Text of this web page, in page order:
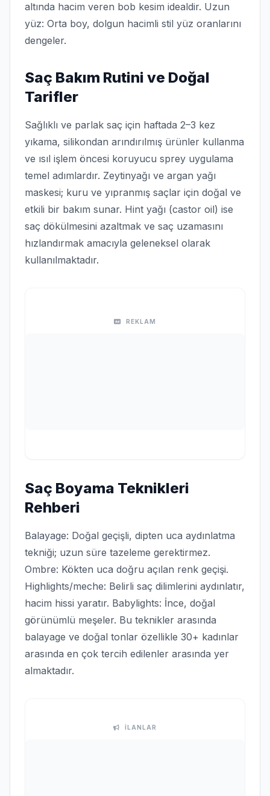
altında hacim veren bob kesim idealdir. Uzun
yüz: Orta boy, dolgun hacimli stil yüz oranlarını
dengeler.
Saç Bakım Rutini ve Doğal
Tarifler
Sağlıklı ve parlak saç için haftada 2–3 kez
yıkama, silikondan arındırılmış ürünler kullanma
ve ısıl işlem öncesi koruyucu sprey uygulama
temel adımlardır. Zeytinyağı ve argan yağı
maskesi; kuru ve yıpranmış saçlar için doğal ve
etkili bir bakım sunar. Hint yağı (castor oil) ise
saç dökülmesini azaltmak ve saç uzamasını
hızlandırmak amacıyla geleneksel olarak
kullanılmaktadır.
REKLAM
Saç Boyama Teknikleri
Rehberi
Balayage: Doğal geçişli, dipten uca aydınlatma
tekniği; uzun süre tazeleme gerektirmez.
Ombre: Kökten uca doğru açılan renk geçişi.
Highlights/meche: Belirli saç dilimlerini aydınlatır,
hacim hissi yaratır. Babylights: İnce, doğal
görünümlü meşeler. Bu teknikler arasında
balayage ve doğal tonlar özellikle 30+ kadınlar
arasında en çok tercih edilenler arasında yer
almaktadır.
İLANLAR